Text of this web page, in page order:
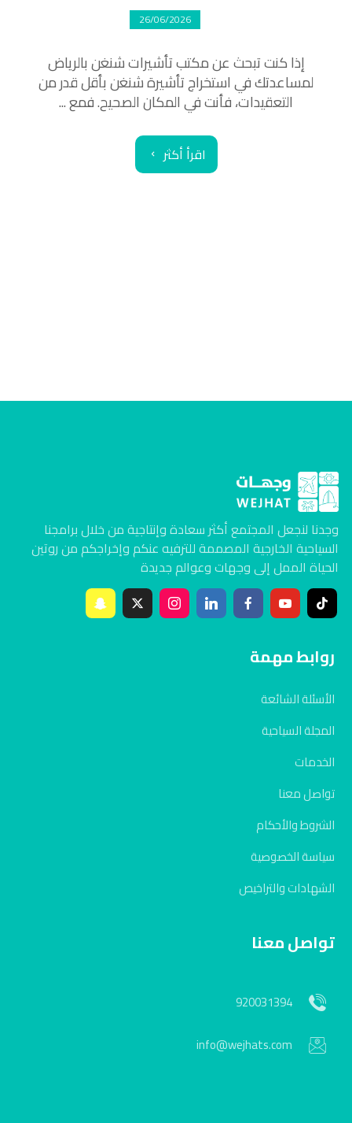
26/06/2026
إذا كنت تبحث عن مكتب تأشيرات شنغن بالرياض
لمساعدتك في استخراج تأشيرة شنغن بأقل قدر من
التعقيدات، فأنت في المكان الصحيح. فمع ...
اقرأ أكثر
وجدنا لنجعل المجتمع أكثر سعادة وإنتاجية من خلال برامجنا
السياحية الخارجية المصممة للترفيه عنكم وإخراجكم من روتين
الحياة الممل إلى وجهات وعوالم جديدة
روابط مهمة
الأسئلة الشائعة
المجلة السياحية
الخدمات
تواصل معنا
الشروط والأحكام
سياسة الخصوصية
الشهادات والتراخيص
تواصل معنا
920031394
info@wejhats.com